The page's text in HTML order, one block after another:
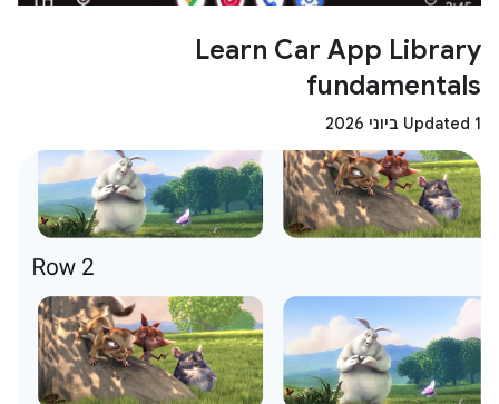
Learn Car App Library
fundamentals
Updated 1 ביוני 2026